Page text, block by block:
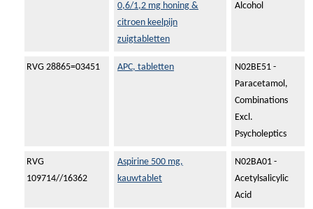
0,6/1,2 mg honing &
citroen keelpijn
zuigtabletten
Alcohol
RVG 28865=03451 APC, tabletten
N02BE51 -
Paracetamol,
Combinations
Excl.
Psycholeptics
RVG
109714//16362
Aspirine 500 mg,
kauwtablet
N02BA01 -
Acetylsalicylic
Acid